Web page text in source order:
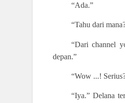
“Ada.”
“Tahu dari
“Dari channel
depan.”
“Wow ...!
“Iya.” Delana